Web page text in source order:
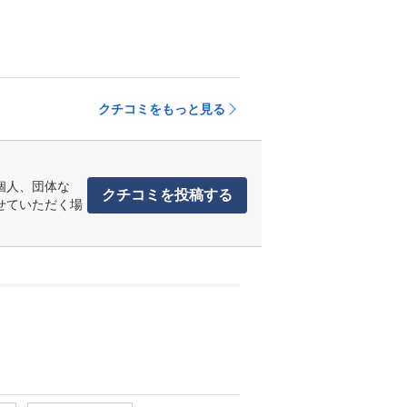
クチコミをもっと見る
人、団体な
ていただく場
クチコミを投稿する